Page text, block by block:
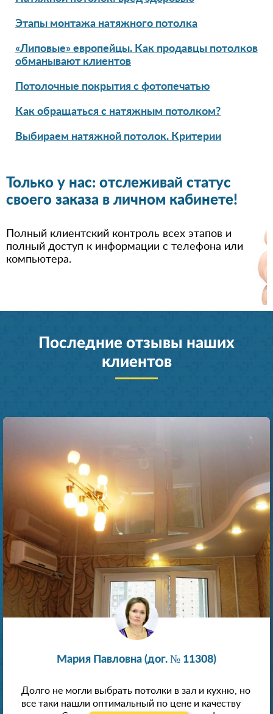
Этапы монтажа натяжного потолка
«Липовые» европейцы. Как продавцы потолков
обманывают клиентов
Потолочные покрытия с фотопечатью
Как обращаться с натяжным потолком?
Выбираем натяжной потолок. Критерии
Только у нас: отслеживай статус
своего заказа в личном кабинете!
Полный клиентский контроль всех этапов и
полный доступ к информации с телефона или
компьютера.
Последние отзывы наших
клиентов
Мария Павловна (дог. № 11308)
Долго не могли выбрать потолки в зал и кухню, но
все таки нашли оптимальный по цене и качеству